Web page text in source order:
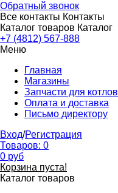
Обратный звонок
Все контакты Контакты
Каталог товаров Каталог
+7 (4812) 567-888
Меню
Главная
Магазины
Запчасти для котлов
Оплата и доставка
Письмо директору
Вход/Регистрация
Товаров: 0
0 руб
Корзина пуста!
Каталог товаров